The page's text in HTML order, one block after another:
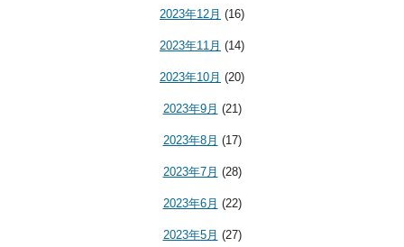
2023年12月 (16)
2023年11月 (14)
2023年10月 (20)
2023年9月 (21)
2023年8月 (17)
2023年7月 (28)
2023年6月 (22)
2023年5月 (27)